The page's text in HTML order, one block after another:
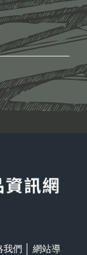
我們
網站導